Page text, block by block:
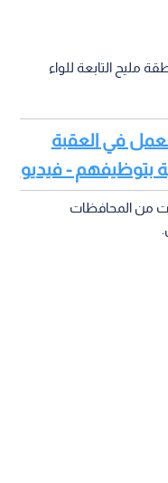
مليح التابعة للواء
في العقبة
بتوظيفهم - فيديو
من المحافظات